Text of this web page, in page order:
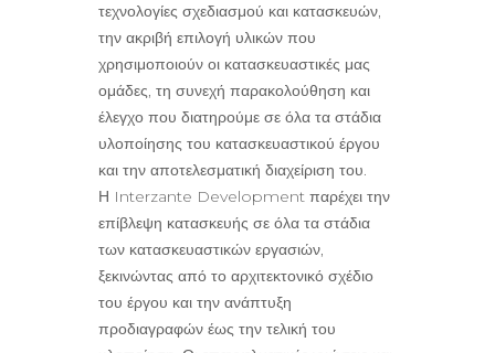
τεχνολογίες σχεδιασμού και κατασκευών,
την ακριβή επιλογή υλικών που
χρησιμοποιούν οι κατασκευαστικές μας
ομάδες, τη συνεχή παρακολούθηση και
έλεγχο που διατηρούμε σε όλα τα στάδια
υλοποίησης του κατασκευαστικού έργου
και την αποτελεσματική διαχείριση του.
Η Interzante Development παρέχει την
επίβλεψη κατασκευής σε όλα τα στάδια
των κατασκευαστικών εργασιών,
ξεκινώντας από το αρχιτεκτονικό σχέδιο
του έργου και την ανάπτυξη
προδιαγραφών έως την τελική του